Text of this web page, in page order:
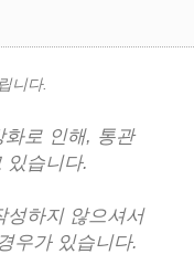
니다.
로 인해, 통관
있습니다.
성하지 않으셔서
우가 있습니다.